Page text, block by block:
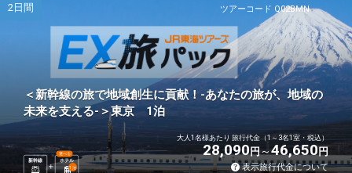
ツアーコード Q02BMN
2日間
＜新幹線の旅で地域創生に貢献！-あなたの旅が、地域の
未来を支える-＞東京 1泊
新幹線 ホテル
選べる
1 泊
大人1名様あたり 旅行代金（1～3名1室・税込）
28,090円 46,650円
表示旅行代金について